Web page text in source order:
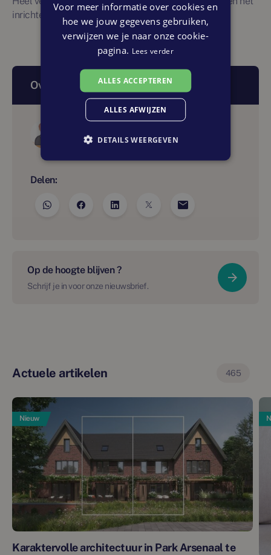
inrichten van jouw nieuwe thuis!
Over dit artikel
Nieuw Wonen Nederland
Delen:
Op de hoogte blijven ?
Schrijf je in voor onze nieuwsbrief.
Actuele artikelen 465
Nieuw
Karaktervolle architectuur in Park Arsenaal te
Voor meer informatie over cookies en
hoe we jouw gegevens gebruiken,
verwijzen we je naar onze cookie-
pagina. Lees verder
ALLES ACCEPTEREN
ALLES AFWIJZEN
DETAILS WEERGEVEN